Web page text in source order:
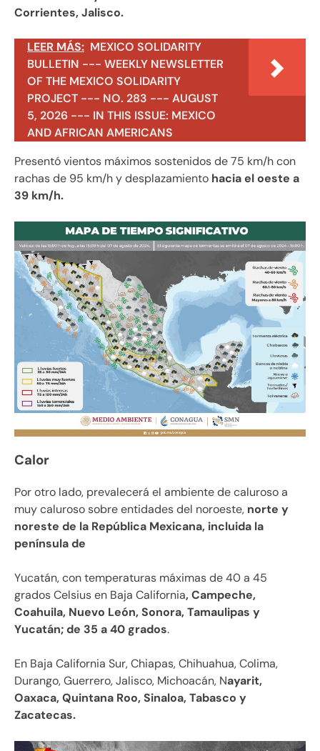
Corrientes, Jalisco.
LEER MÁS: MEXICO SOLIDARITY
BULLETIN --- WEEKLY NEWSLETTER
OF THE MEXICO SOLIDARITY
PROJECT --- NO. 283 --- AUGUST
5, 2026 --- IN THIS ISSUE: MEXICO
AND AFRICAN AMERICANS
Presentó vientos máximos sostenidos de 75 km/h con
rachas de 95 km/h y desplazamiento hacia el oeste a
39 km/h.
Calor
Por otro lado, prevalecerá el ambiente de caluroso a
muy caluroso sobre entidades del noroeste, norte y
noreste de la República Mexicana, incluida la
península de
Yucatán, con temperaturas máximas de 40 a 45
grados Celsius en Baja California, Campeche,
Coahuila, Nuevo León, Sonora, Tamaulipas y
Yucatán; de 35 a 40 grados.
En Baja California Sur, Chiapas, Chihuahua, Colima,
Durango, Guerrero, Jalisco, Michoacán, Nayarit,
Oaxaca, Quintana Roo, Sinaloa, Tabasco y
Zacatecas.